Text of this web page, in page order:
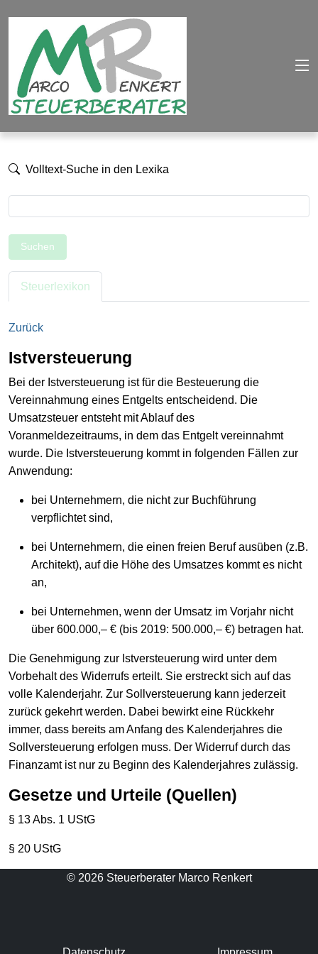
Volltext-Suche in den Lexika
Suchen
Steuerlexikon
Zurück
Istversteuerung
Bei der Istversteuerung ist für die Besteuerung die
Vereinnahmung eines Entgelts entscheidend. Die
Umsatzsteuer entsteht mit Ablauf des
Voranmeldezeitraums, in dem das Entgelt vereinnahmt
wurde. Die Istversteuerung kommt in folgenden Fällen zur
Anwendung:
bei Unternehmern, die nicht zur Buchführung
verpflichtet sind,
bei Unternehmern, die einen freien Beruf ausüben (z.B.
Architekt), auf die Höhe des Umsatzes kommt es nicht
an,
bei Unternehmen, wenn der Umsatz im Vorjahr nicht
über 600.000,– € (bis 2019: 500.000,– €) betragen hat.
Die Genehmigung zur Istversteuerung wird unter dem
Vorbehalt des Widerrufs erteilt. Sie erstreckt sich auf das
volle Kalenderjahr. Zur Sollversteuerung kann jederzeit
zurück gekehrt werden. Dabei bewirkt eine Rückkehr
immer, dass bereits am Anfang des Kalenderjahres die
Sollversteuerung erfolgen muss. Der Widerruf durch das
Finanzamt ist nur zu Beginn des Kalenderjahres zulässig.
Gesetze und Urteile (Quellen)
§ 13 Abs. 1 UStG
§ 20 UStG
© 2026 Steuerberater Marco Renkert